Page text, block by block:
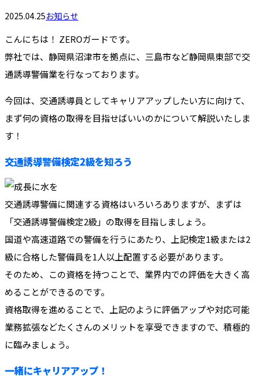
2025.04.25お知らせ
こんにちは！ ZEROガードです。
弊社では、静岡県沼津市を拠点に、三島市など静岡県東部で交
通誘導警備業を行なっております。
今回は、交通誘導員としてキャリアアップしたい方に向けて、
まず何の資格の取得を目指せばいいのかについて解説いたしま
す！
交通誘導警備検定2級を知ろう
交通誘導警備に関連する資格はいろいろありますが、まずは
「交通誘導警備検定2級」の取得を目指しましょう。
国道や高速道路での警備を行うにあたり、上記検定1級または2
級に合格した警備員を1人以上配置する必要があります。
そのため、この資格を持つことで、業界内での評価を大きく高
めることができるのです。
資格取得を進めることで、上記のように評価アップや対応可能
業務拡張などたくさんのメリットを享受できますので、積極的
に臨みましょう。
一緒にキャリアアップ！